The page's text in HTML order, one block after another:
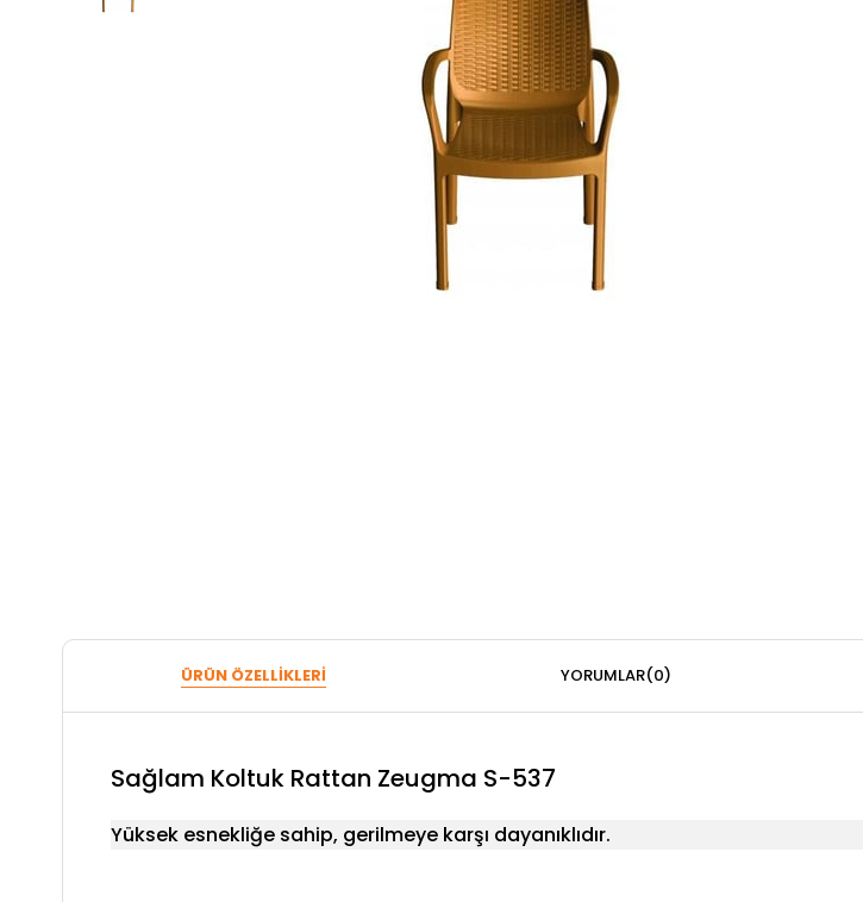
ÜRÜN ÖZELLIKLERI YORUMLAR(0)
Sağlam Koltuk Rattan Zeugma S-537
Yüksek esnekliğe sahip, gerilmeye karşı dayanıklıdır.